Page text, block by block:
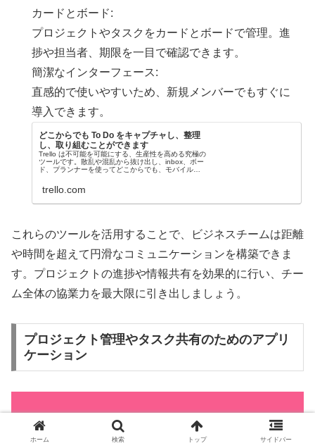
カードとボード:
プロジェクトやタスクをカードとボードで管理。進
捗や担当者、期限を一目で確認できます。
簡潔なインターフェース:
直感的で使いやすいため、新規メンバーでもすぐに
導入できます。
どこからでも To Do をキャプチャし、整理
し、取り組むことができます
Trello は不可能を可能にする、生産性を高める究極の
ツールです。散乱や混乱から抜け出し、inbox、ボー
ド、プランナーを使ってどこからでも、モバイルで
trello.com
これらのツールを活用することで、ビジネスチームは距離
や時間を超えて円滑なコミュニケーションを構築できま
す。プロジェクトの進捗や情報共有を効果的に行い、チー
ム全体の協業力を最大限に引き出しましょう。
プロジェクト管理やタスク共有のためのアプリ
ケーション
ホーム 検索 トップ サイドバー